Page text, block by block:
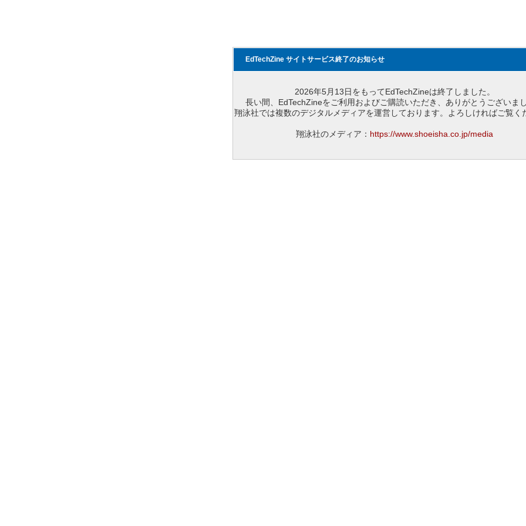
EdTechZine サイトサービス終了のお知らせ
2026年5月13日をもってEdTechZineは終了しました。
長い間、EdTechZineをご利用およびご購読いただき、ありがとうございまし
翔泳社では複数のデジタルメディアを運営しております。よろしければご覧く
翔泳社のメディア： https://www.shoeisha.co.jp/media